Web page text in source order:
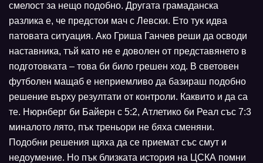
смелост за нещо подобно. Другата грамаданска
разлика е, че предстои мач с Левски. Ето тук идва
патовата ситуация. Ако Гриша Ганчев реши да осводи
наставника, тъй като не е доволен от представянето в
подготовката – това би било грешен ход. В световен
футболен мащаб е неприемливо да базираш подобно
решение върху резултати от контроли. Каквито и да са
те. Нюрнберг би Байерн с 5:2, Атлетико би Реал със 7:3
миналото лято, пък треньори не бяха сменяни.
Подобни решения щяха да се приемат със смут и
недоумение. Но пък близката история на ЦСКА помни